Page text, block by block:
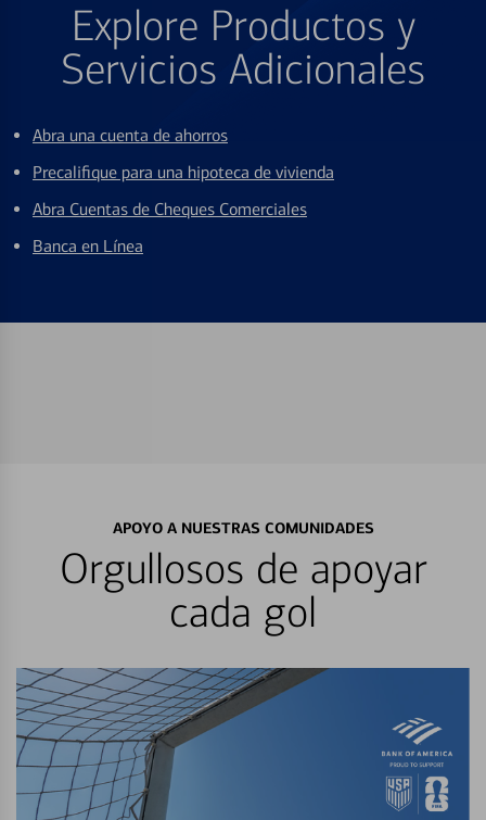
Explore Productos y
Servicios Adicionales
Abra una cuenta de ahorros
Precalifique para una hipoteca de vivienda
Abra Cuentas de Cheques Comerciales
Banca en Línea
APOYO A NUESTRAS COMUNIDADES
Orgullosos de apoyar
cada gol